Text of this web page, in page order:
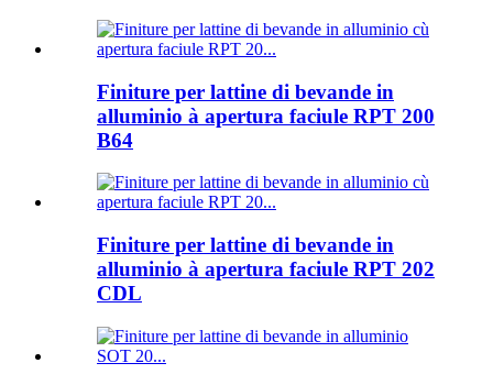
Finiture per lattine di bevande in
alluminio à apertura faciule RPT 200
B64
Finiture per lattine di bevande in
alluminio à apertura faciule RPT 202
CDL